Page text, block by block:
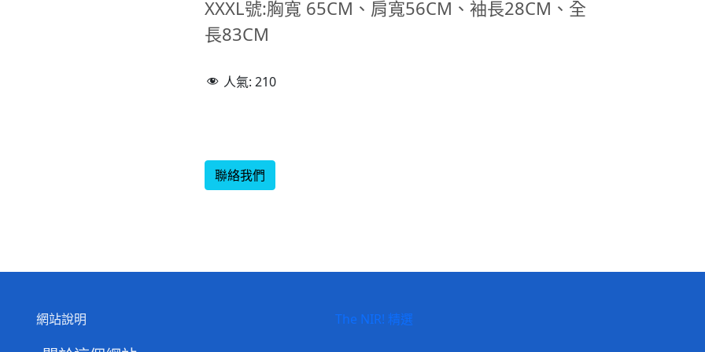
XXXL號:胸寬 65CM、肩寬56CM、袖長28CM、全
長83CM
人氣: 210
聯絡我們
網站說明 The NIR! 精選